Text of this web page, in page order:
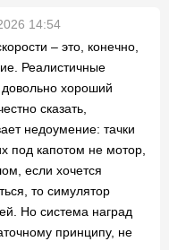
14:54
– это, конечно,
Реалистичные
хороший
сказать,
недоумение: тачки
под капотом не мотор,
если хочется
то симулятор
Но система наград
принципу, не